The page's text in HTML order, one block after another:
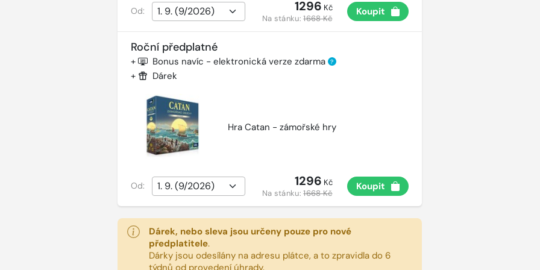
Od: 1296 Kč
Na stánku:1668 Kč
Koupit
Roční předplatné
+ Bonus navíc - elektronická verze zdarma ?
+ Dárek
Hra Catan - zámořské hry
Od: 1296 Kč
Na stánku:1668 Kč
Koupit
Dárek, nebo sleva jsou určeny pouze pro nové
předplatitele.
Dárky jsou odesílány na adresu plátce, a to zpravidla do 6